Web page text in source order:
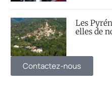
Les
elles de
Contactez-nous